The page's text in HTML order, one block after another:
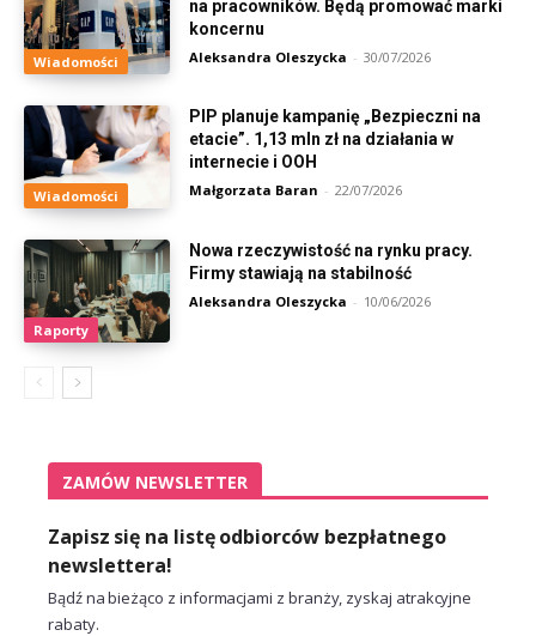
Wiadomości
na pracowników. Będą promować marki
koncernu
Aleksandra Oleszycka - 30/07/2026
Wiadomości
PIP planuje kampanię „Bezpieczni na
etacie”. 1,13 mln zł na działania w
internecie i OOH
Małgorzata Baran - 22/07/2026
Raporty
Nowa rzeczywistość na rynku pracy.
Firmy stawiają na stabilność
Aleksandra Oleszycka - 10/06/2026
ZAMÓW NEWSLETTER
Zapisz się na listę odbiorców bezpłatnego
newslettera!
Bądź na bieżąco z informacjami z branży, zyskaj atrakcyjne
rabaty.